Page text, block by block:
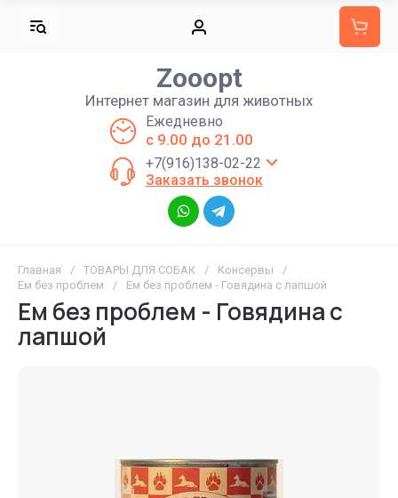
Zooopt
Интернет магазин для животных
Ежедневно
с 9.00 до 21.00
+7(916)138-02-22
Заказать звонок
Главная / ТОВАРЫ ДЛЯ СОБАК / Консервы
/
Ем без проблем
/ Ем без проблем - Говядина с лапшой
Ем без проблем - Говядина с
лапшой